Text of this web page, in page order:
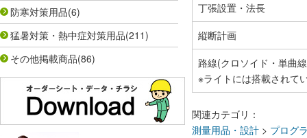
防寒対策用品(6)
猛暑対策・熱中症対策用品(211)
その他掲載商品(86)
丁張設置・法長
縦断計画
路線(クロソイド・単曲
※ライトには搭載されて
関連カテゴリ：
測量用品・設計 > プログ